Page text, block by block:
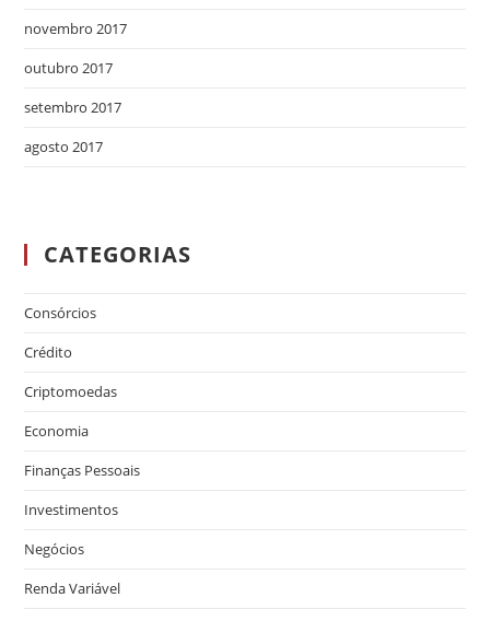
novembro 2017
outubro 2017
setembro 2017
agosto 2017
CATEGORIAS
Consórcios
Crédito
Criptomoedas
Economia
Finanças Pessoais
Investimentos
Negócios
Renda Variável